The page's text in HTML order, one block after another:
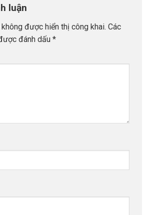
luận
được hiển thị công khai. Các
đánh dấu *